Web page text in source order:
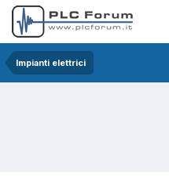
Impianti elettrici